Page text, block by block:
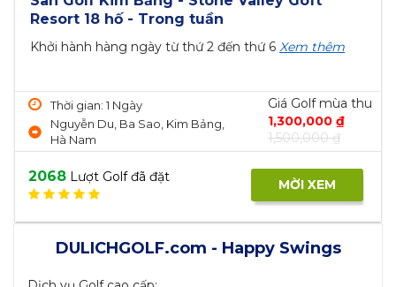
hố ngày thường
Khởi hành hàng ngày từ thứ hai - thứ...Xem thêm
Thời gian: 1 Ngày
BRG Legend Hills Golf & Resort
Sóc Sơn Hà...
Giá Golf mùa thu
1,780,000 ₫
1,980,000 ₫
1964Lượt Golf đã đặt MỜI XEM
DULICHGOLF.com - Happy Swings